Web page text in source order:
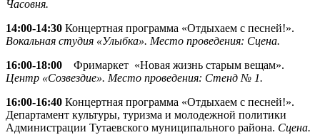
Часовня.
14:00-14:30 Концертная программа «Отдыхаем с песней!».
Вокальная студия «Улыбка». Место проведения: Сцена.
16:00-18:00 Фримаркет «Новая жизнь старым вещам».
Центр «Созвездие». Место проведения: Стенд № 1.
16:00-16:40 Концертная программа «Отдыхаем с песней!».
Департамент культуры, туризма и молодежной политики
Администрации Тутаевского муниципального района. Сцена.